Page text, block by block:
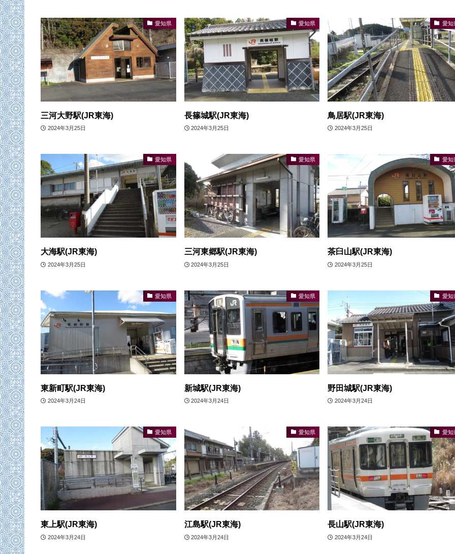
愛知県
三河大野駅(JR東海)
2024年3月25日
愛知県
長篠城駅(JR東海)
2024年3月25日
愛知
鳥居駅(JR東海)
2024年3月25日
愛知県
大海駅(JR東海)
2024年3月25日
愛知県
三河東郷駅(JR東海)
2024年3月25日
愛知
茶臼山駅(JR東海)
2024年3月25日
愛知県
東新町駅(JR東海)
2024年3月24日
愛知県
新城駅(JR東海)
2024年3月24日
愛知
野田城駅(JR東海)
2024年3月24日
愛知県
東上駅(JR東海)
2024年3月24日
愛知県
江島駅(JR東海)
2024年3月24日
愛知
長山駅(JR東海)
2024年3月24日